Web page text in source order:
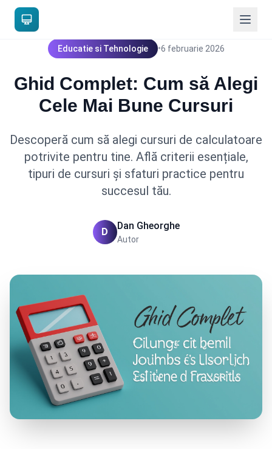
Educatie si Tehnologie •6 februarie 2026
Ghid Complet: Cum să Alegi
Cele Mai Bune Cursuri
Descoperă cum să alegi cursuri de calculatoare
potrivite pentru tine. Află criterii esențiale,
tipuri de cursuri și sfaturi practice pentru
succesul tău.
D
Dan Gheorghe
Autor